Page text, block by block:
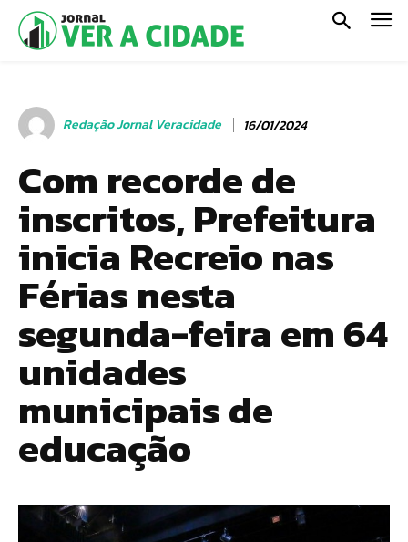
Redação Jornal Veracidade 16/01/2024
Com recorde de
inscritos, Prefeitura
inicia Recreio nas
Férias nesta
segunda-feira em 64
unidades
municipais de
educação